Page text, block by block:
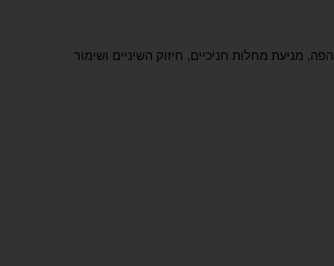
מניעת מחלות חניכיים, חיזוק השיניים ושימור